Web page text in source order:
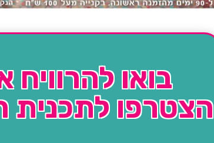
בואו להרוויח
הצטרפו לתכנית